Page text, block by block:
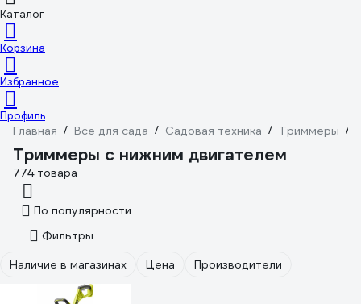
Каталог
Корзина
Избранное
Профиль
Главная / Всё для сада / Садовая техника / Триммеры /
Триммеры с нижним двигателем
774 товара
По популярности
Фильтры
Наличие в магазинах
Цена Производители